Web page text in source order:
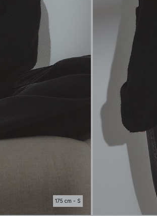
175 cm - S